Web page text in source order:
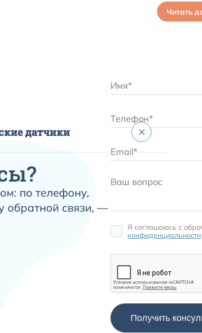
Читать
датчики ×
измеряет количество кислорода
насыщенность вашего
прибор позволяет измерять
Данные предоставляемые
и подтверждающий
по телефону,
обратной связи, —
Я соглашаюсь c
конфиденциальности